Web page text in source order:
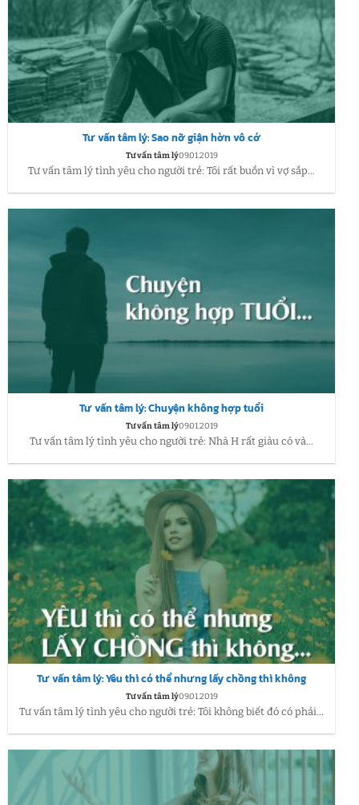
Tư vấn tâm lý: Sao nỡ giận hờn vô cớ
Tư vấn tâm lý09.01.2019
Tư vấn tâm lý tình yêu cho người trẻ: Tôi rất buồn vì vợ sắp...
Tư vấn tâm lý: Chuyện không hợp tuổi
Tư vấn tâm lý09.01.2019
Tư vấn tâm lý tình yêu cho người trẻ: Nhà H rất giàu có và...
Tư vấn tâm lý: Yêu thì có thể nhưng lấy chồng thì không
Tư vấn tâm lý09.01.2019
Tư vấn tâm lý tình yêu cho người trẻ: Tôi không biết đó có phải...